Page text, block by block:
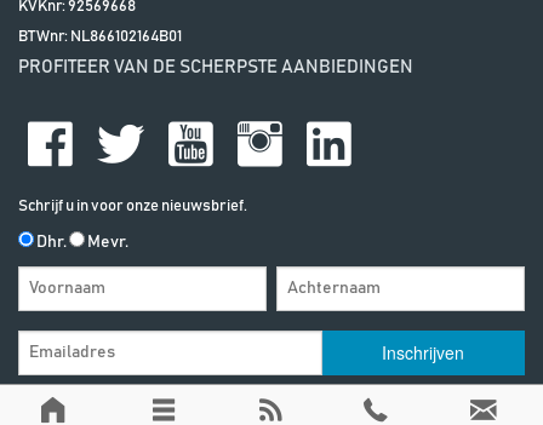
KVKnr: 92569668
BTWnr: NL866102164B01
PROFITEER VAN DE SCHERPSTE AANBIEDINGEN
Schrijf u in voor onze nieuwsbrief.
Dhr. Mevr.
Algemene Voorwaarden| | Alle vermelde prijzen zijn exclusief btw, tenzij